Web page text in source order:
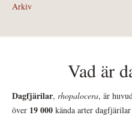
Arkiv
Vad är
Dagfjärilar, rhopalocera, är
över 19 000 kända arter